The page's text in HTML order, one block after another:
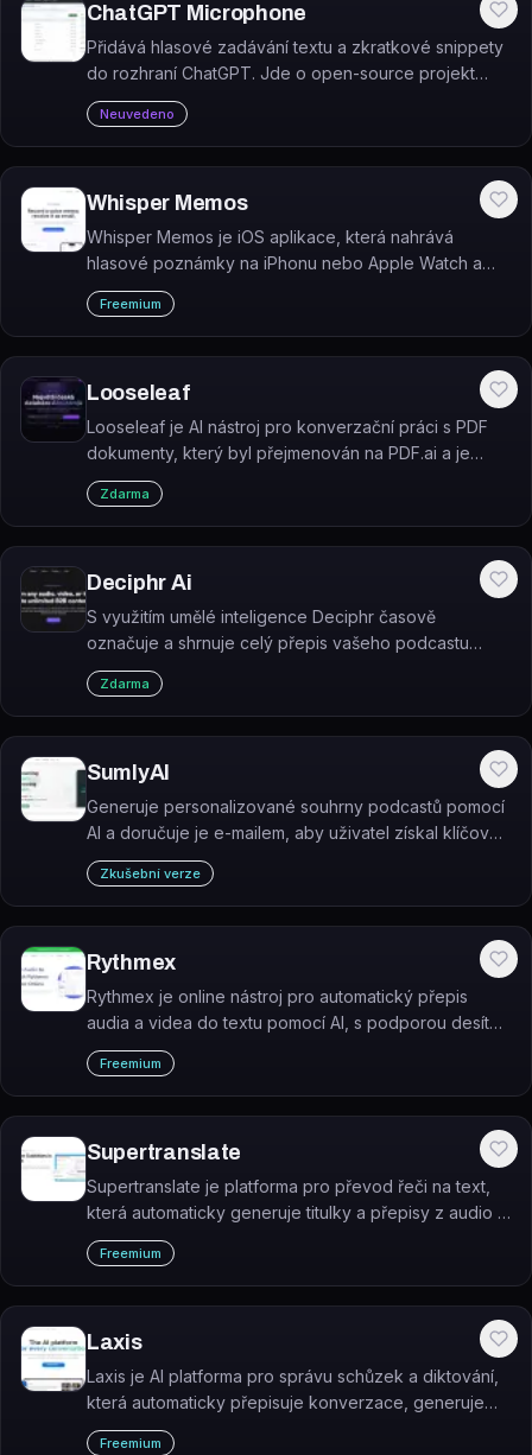
ChatGPT Microphone
Přidává hlasové zadávání textu a zkratkové snippety
do rozhraní ChatGPT. Jde o open-source projekt
dostupný na GitHubu.
Neuvedeno
Whisper Memos
Whisper Memos je iOS aplikace, která nahrává
hlasové poznámky na iPhonu nebo Apple Watch a
odesílá přepis i shrnutí e-mailem během několika
sekund.
Freemium
Looseleaf
Looseleaf je AI nástroj pro konverzační práci s PDF
dokumenty, který byl přejmenován na PDF.ai a je
dostupný na looseleaf.ai.
Zdarma
Deciphr Ai
S využitím umělé inteligence Deciphr časově
označuje a shrnuje celý přepis vašeho podcastu
velmi rychle.
Zdarma
SumlyAI
Generuje personalizované souhrny podcastů pomocí
AI a doručuje je e-mailem, aby uživatel získal klíčové
poznatky bez nutnosti poslouchat celé epizody.
Zkušební verze
Rythmex
Rythmex je online nástroj pro automatický přepis
audia a videa do textu pomocí AI, s podporou desítek
jazyků a pokročilým editorem přepisů.
Freemium
Supertranslate
Supertranslate je platforma pro převod řeči na text,
která automaticky generuje titulky a přepisy z audio a
video obsahu ve více než 125 jazycích.
Freemium
Laxis
Laxis je AI platforma pro správu schůzek a diktování,
která automaticky přepisuje konverzace, generuje
strukturované shrnutí a extrahuje úkoly.
Freemium